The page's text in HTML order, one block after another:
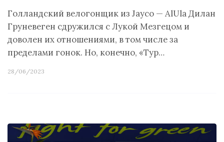
Голландский велогонщик из Jayco — AlUla Дилан
Груневеген сдружился с Лукой Мезгецом и
доволен их отношениями, в том числе за
пределами гонок. Но, конечно, «Тур…
28/06/2023